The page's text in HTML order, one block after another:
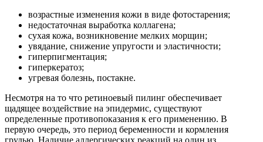
возрастные изменения кожи в виде фотостарения;
недостаточная выработка коллагена;
сухая кожа, возникновение мелких морщин;
увядание, снижение упругости и эластичности;
гиперпигментация;
гиперкератоз;
угревая болезнь, постакне.
Несмотря на то что ретиноевый пилинг обеспечивает
щадящее воздействие на эпидермис, существуют
определенные противопоказания к его применению. В
первую очередь, это период беременности и кормления
грудью. Наличие аллергических реакций на один из